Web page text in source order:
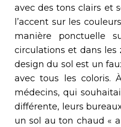
avec des tons clairs et
l’accent sur les
manière ponctuelle
circulations et dans les
design du sol est un
avec tous les coloris.
médecins, qui
différente, leurs
un sol au ton chaud «